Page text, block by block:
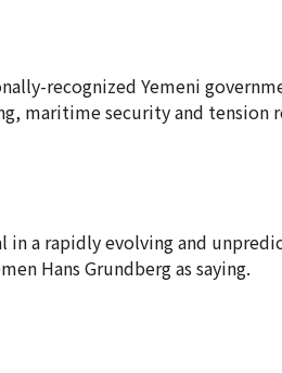
recognized Yemeni
maritime security and
a rapidly evolving and
Hans Grundberg as saying.